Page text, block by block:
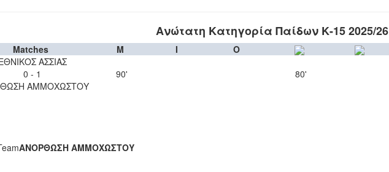
Ανώτατη Κατηγορία Παίδων Κ-15 2025/26
Matches M I
O
ΑΣΣΙΑΣ
0 - 1
ΑΜΜΟΧΩΣΤΟΥ
90' 80'
ΑΝΟΡΘΩΣΗ ΑΜΜΟΧΩΣΤΟΥ